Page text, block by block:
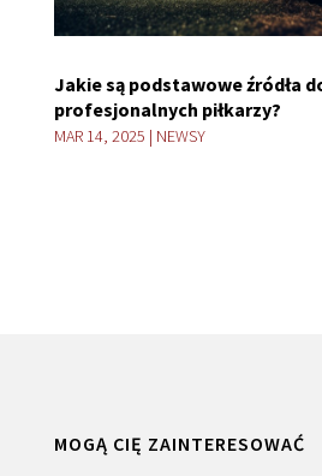
Jakie są podstawowe źródła
profesjonalnych piłkarzy?
MAR 14, 2025 | NEWSY
MOGĄ CIĘ ZAINTERESOWAĆ